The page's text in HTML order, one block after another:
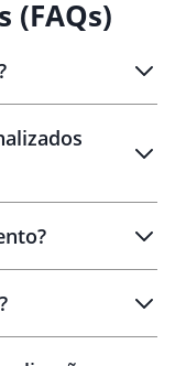
(FAQs)